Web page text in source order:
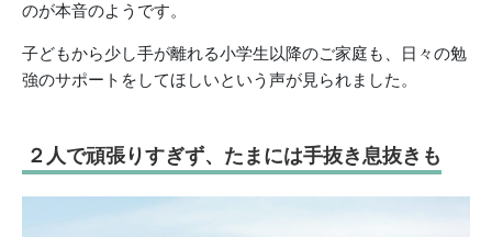
のが本音のようです。
子どもから少し手が離れる小学生以降のご家庭も、日々の勉
強のサポートをしてほしいという声が見られました。
２人で頑張りすぎず、たまには手抜き息抜きも